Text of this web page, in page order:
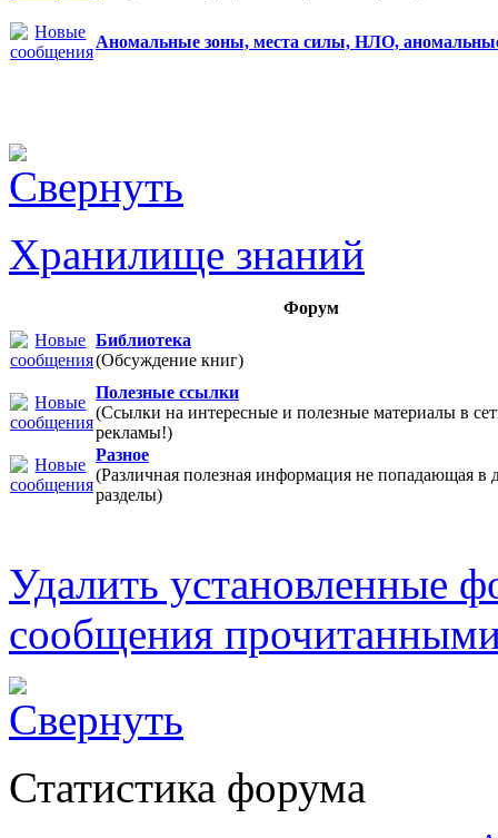
Аномальные зоны, места силы, НЛО,
Хранилище знаний
Форум
Библиотека
(Обсуждение книг)
Полезные ссылки
(Ссылки на интересные и полезные материалы в
рекламы!)
Разное
(Различная полезная информация не попадающая в
разделы)
Удалить установленные
сообщения
Статистика форума